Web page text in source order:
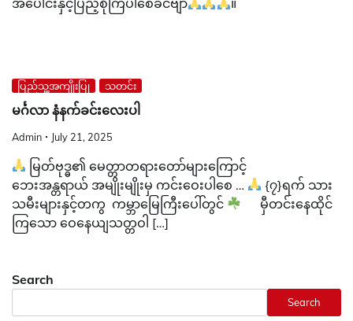
အပေါင်းနှင့်ပြည့်စုံကြပါစေခင်ဗျာ
။
ပြည်သူ့အကျိုးပြု သတင်း
မင်္ဂလာ နံနက်ခင်းလေးပါ
Admin July 21, 2025
မြတ်ဗုဒ္ဓ၏ မေတ္တာတရားတော်များကြောင့်
ဘေးအန္တရာယ် အမျိုးမျိုးမှ ကင်းဝေးပါစေ …
{၇}ရက် သား
သမီးများနှင့်တကွ ကမ္ဘာမြေကြီးပေါ်တွင်
မှီတင်းနေထိုင်
ကြသော ဝေနေယျသတ္တဝါ […]
Search
Search